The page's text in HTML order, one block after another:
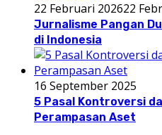
22 Februari 202622
Jurnalisme Pangan
di Indonesia
16 September 2025
5 Pasal Kontroversi
Perampasan Aset